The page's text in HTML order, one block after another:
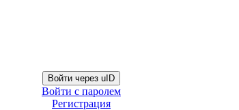
Войти через uID
Войти с паролем
Регистрация